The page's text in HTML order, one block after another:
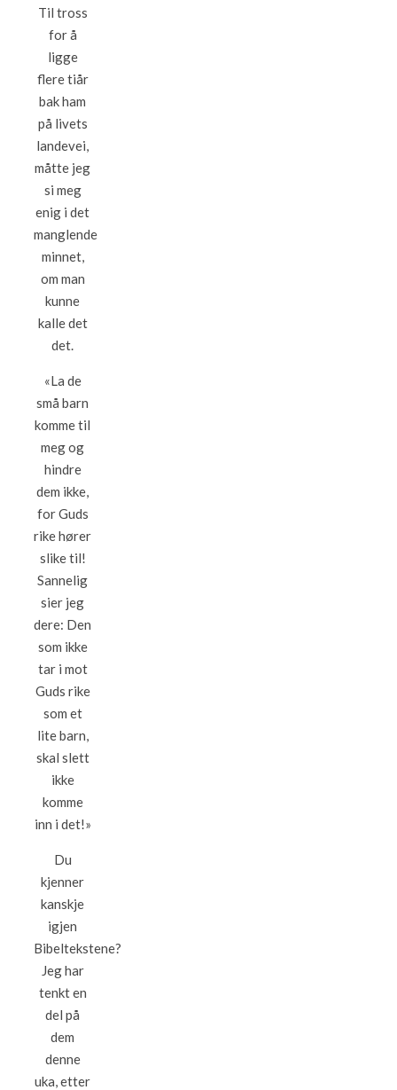
Til tross
for å
ligge
flere tiår
bak ham
på livets
landevei,
måtte jeg
si meg
enig i det
manglende
minnet,
om man
kunne
kalle det
det.
«La de
små barn
komme til
meg og
hindre
dem ikke,
for Guds
rike hører
slike til!
Sannelig
sier jeg
dere: Den
som ikke
tar i mot
Guds rike
som et
lite barn,
skal slett
ikke
komme
inn i det!»
Du
kjenner
kanskje
igjen
Bibeltekstene?
Jeg har
tenkt en
del på
dem
denne
uka, etter